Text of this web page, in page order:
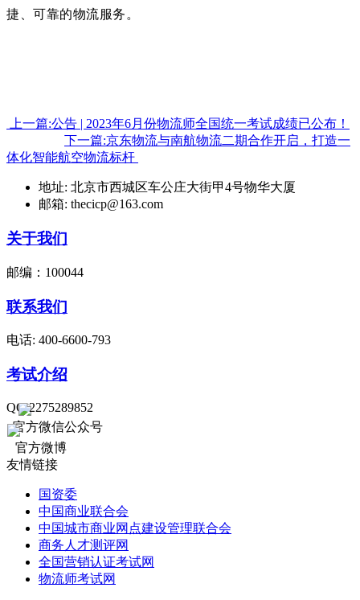
捷、可靠的物流服务。
上一篇:公告 | 2023年6月份物流师全国统一考试成绩已公布！
下一篇:京东物流与南航物流二期合作开启，打造一
体化智能航空物流标杆
地址: 北京市西城区车公庄大街甲4号物华大厦
邮箱: thecicp@163.com
关于我们
邮编：100044
联系我们
电话: 400-6600-793
考试介绍
QQ:2275289852
官方微信公众号
官方微博
友情链接
国资委
中国商业联合会
中国城市商业网点建设管理联合会
商务人才测评网
全国营销认证考试网
物流师考试网